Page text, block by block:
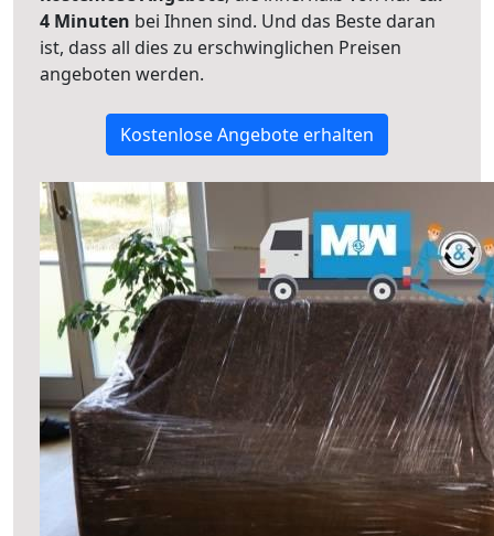
4 Minuten bei Ihnen sind. Und das Beste daran
ist, dass all dies zu erschwinglichen Preisen
angeboten werden.
Kostenlose Angebote erhalten